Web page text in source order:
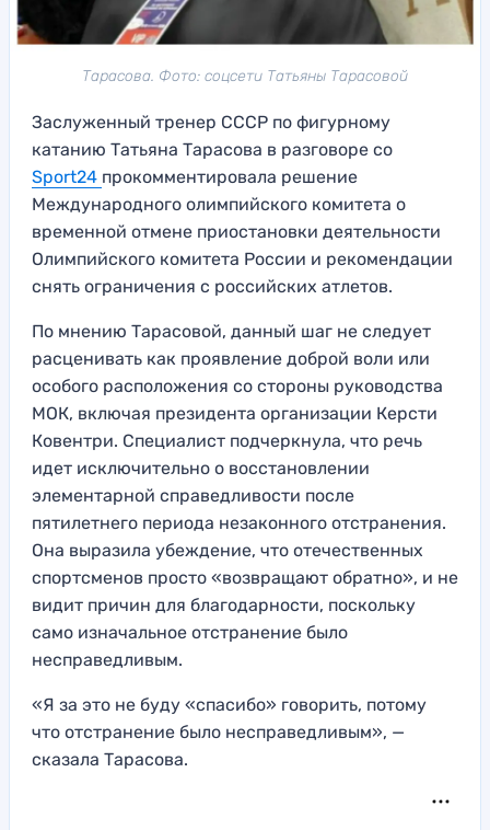
Тарасова. Фото: соцсети Татьяны Тарасовой
Заслуженный тренер СССР по фигурному
катанию Татьяна Тарасова в разговоре со
Sport24 прокомментировала решение
Международного олимпийского комитета о
временной отмене приостановки деятельности
Олимпийского комитета России и рекомендации
снять ограничения с российских атлетов.
По мнению Тарасовой, данный шаг не следует
расценивать как проявление доброй воли или
особого расположения со стороны руководства
МОК, включая президента организации Керсти
Ковентри. Специалист подчеркнула, что речь
идет исключительно о восстановлении
элементарной справедливости после
пятилетнего периода незаконного отстранения.
Она выразила убеждение, что отечественных
спортсменов просто «возвращают обратно», и не
видит причин для благодарности, поскольку
само изначальное отстранение было
несправедливым.
«Я за это не буду «спасибо» говорить, потому
что отстранение было несправедливым», —
сказала Тарасова.